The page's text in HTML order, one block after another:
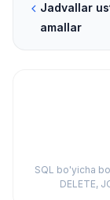
Jadvallar
amallar
SQL bo'yicha
DELETE,